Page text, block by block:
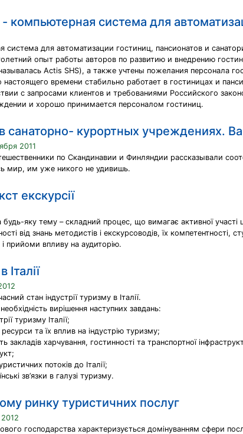
компьютерная система для
система для автоматизации гостиниц, пансионатов и
опыт работы авторов по развитию и внедрению
Actis SHS), а также учтены пожелания персонала
времени стабильно работает в гостиницах и
с запросами клиентов и требованиями Российского
и хорошо принимается персоналом гостиниц.
санаторно- курортных учреждениях.
2011
по Скандинавии и Финляндии рассказывали
мир, им уже никого не удивишь.
екскурсії
будь-яку тему – складний процес, що вимагає активної участі
від знань методистів і екскурсоводів, їх компетентності,
прийоми впливу на аудиторію.
Італії
стан індустрії туризму в Італії.
вирішення наступних завдань:
туризму Італії;
та їх вплив на індустрію туризму;
закладів харчування, гостинності та транспортної
потоків до Італії;
зв’язки в галузі туризму.
ринку туристичних послуг
господарства характеризується домінуванням сфери